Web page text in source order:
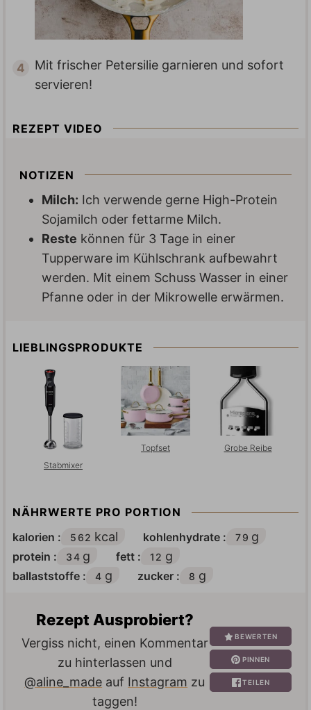
Mit frischer Petersilie garnieren und sofort
servieren!
REZEPT VIDEO
NOTIZEN
Milch: Ich verwende gerne High-Protein
Sojamilch oder fettarme Milch.
Reste können für 3 Tage in einer
Tupperware im Kühlschrank aufbewahrt
werden. Mit einem Schuss Wasser in einer
Pfanne oder in der Mikrowelle erwärmen.
LIEBLINGSPRODUKTE
Stabmixer
Topfset Grobe Reibe
NÄHRWERTE PRO PORTION
kalorien :
562 kcal kohlenhydrate : 79 g
protein : 34 g fett : 12 g
ballaststoffe : 4 g zucker : 8 g
Rezept Ausprobiert?
Vergiss nicht, einen Kommentar
zu hinterlassen und
@aline_made auf Instagram zu
taggen!
BEWERTEN
PINNEN
TEILEN